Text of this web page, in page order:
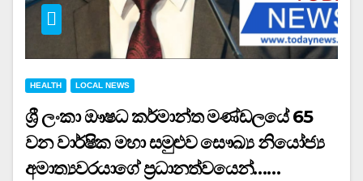
HEALTH LOCAL NEWS
ශ්‍රී ලංකා ඖෂධ කර්මාන්ත මණ්ඩලයේ 65
වන වාර්ෂික මහා සමුළුව සෞඛ්‍ය නියෝජ්‍ය
අමාත්‍යවරයාගේ ප්‍රධානත්වයෙන්……